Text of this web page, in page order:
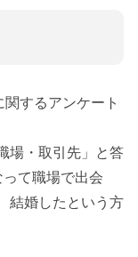
するアンケート
場・取引先」と答
て職場で出会
結婚したという方